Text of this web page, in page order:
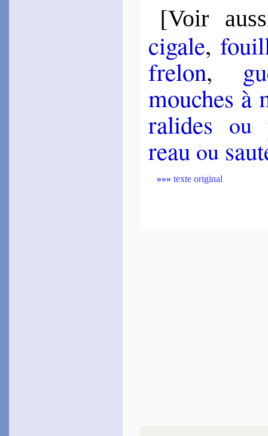
[Voir
ci­gale,
fre­lon,
mouches à
ra­lides ou
reau ou
»»» texte original